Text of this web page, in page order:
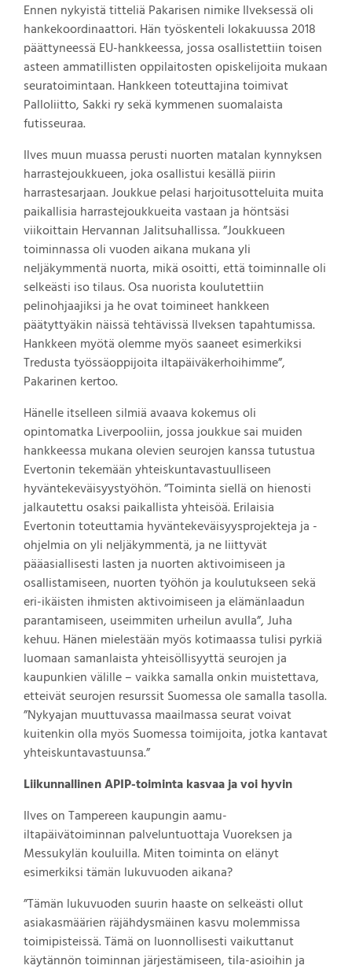
Ennen nykyistä titteliä Pakarisen nimike Ilveksessä oli
hankekoordinaattori. Hän työskenteli lokakuussa 2018
päättyneessä EU-hankkeessa, jossa osallistettiin toisen
asteen ammatillisten oppilaitosten opiskelijoita mukaan
seuratoimintaan. Hankkeen toteuttajina toimivat
Palloliitto, Sakki ry sekä kymmenen suomalaista
futisseuraa.
Ilves muun muassa perusti nuorten matalan kynnyksen
harrastejoukkueen, joka osallistui kesällä piirin
harrastesarjaan. Joukkue pelasi harjoitusotteluita muita
paikallisia harrastejoukkueita vastaan ja höntsäsi
viikoittain Hervannan Jalitsuhallissa. ”Joukkueen
toiminnassa oli vuoden aikana mukana yli
neljäkymmentä nuorta, mikä osoitti, että toiminnalle oli
selkeästi iso tilaus. Osa nuorista koulutettiin
pelinohjaajiksi ja he ovat toimineet hankkeen
päätyttyäkin näissä tehtävissä Ilveksen tapahtumissa.
Hankkeen myötä olemme myös saaneet esimerkiksi
Tredusta työssäoppijoita iltapäiväkerhoihimme”,
Pakarinen kertoo.
Hänelle itselleen silmiä avaava kokemus oli
opintomatka Liverpooliin, jossa joukkue sai muiden
hankkeessa mukana olevien seurojen kanssa tutustua
Evertonin tekemään yhteiskuntavastuulliseen
hyväntekeväisyystyöhön. ”Toiminta siellä on hienosti
jalkautettu osaksi paikallista yhteisöä. Erilaisia
Evertonin toteuttamia hyväntekeväisyysprojekteja ja -
ohjelmia on yli neljäkymmentä, ja ne liittyvät
pääasiallisesti lasten ja nuorten aktivoimiseen ja
osallistamiseen, nuorten työhön ja koulutukseen sekä
eri-ikäisten ihmisten aktivoimiseen ja elämänlaadun
parantamiseen, useimmiten urheilun avulla”, Juha
kehuu. Hänen mielestään myös kotimaassa tulisi pyrkiä
luomaan samanlaista yhteisöllisyyttä seurojen ja
kaupunkien välille – vaikka samalla onkin muistettava,
etteivät seurojen resurssit Suomessa ole samalla tasolla.
”Nykyajan muuttuvassa maailmassa seurat voivat
kuitenkin olla myös Suomessa toimijoita, jotka kantavat
yhteiskuntavastuunsa.”
Liikunnallinen APIP-toiminta kasvaa ja voi hyvin
Ilves on Tampereen kaupungin aamu-
iltapäivätoiminnan palveluntuottaja Vuoreksen ja
Messukylän kouluilla. Miten toiminta on elänyt
esimerkiksi tämän lukuvuoden aikana?
”Tämän lukuvuoden suurin haaste on selkeästi ollut
asiakasmäärien räjähdysmäinen kasvu molemmissa
toimipisteissä. Tämä on luonnollisesti vaikuttanut
käytännön toiminnan järjestämiseen, tila-asioihin ja